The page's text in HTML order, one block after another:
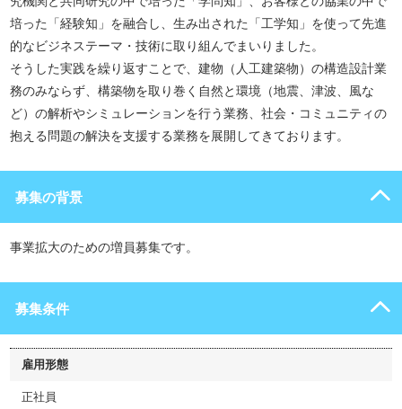
培った「経験知」を融合し、生み出された「工学知」を使って先進
的なビジネステーマ・技術に取り組んでまいりました。
そうした実践を繰り返すことで、建物（人工建築物）の構造設計業
務のみならず、構築物を取り巻く自然と環境（地震、津波、風な
ど）の解析やシミュレーションを行う業務、社会・コミュニティの
抱える問題の解決を支援する業務を展開してきております。
募集の背景
事業拡大のための増員募集です。
募集条件
雇用形態
正社員